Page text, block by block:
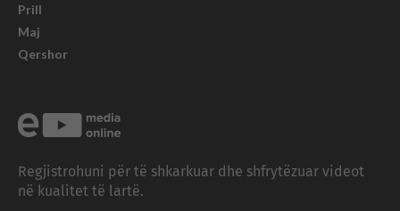
Prill
Maj
Qershor
Regjistrohuni për të shkarkuar dhe shfrytëzuar videot
në kualitet të lartë.